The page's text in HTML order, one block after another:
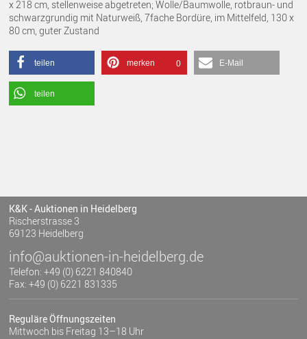
x 218 cm, stellenweise abgetreten; Wolle/Baumwolle, rotbraun- und
schwarzgrundig mit Naturweiß, 7fache Bordüre, im Mittelfeld, 130 x
80 cm, guter Zustand
teilen merken 0 E-Mail
teilen
K&K - Auktionen in Heidelberg
Rischerstrasse 3
69123 Heidelberg
info@auktionen-in-heidelberg.de
Telefon: +49 (0) 6221 840840
Fax: +49 (0) 6221 831335
Reguläre Öffnungszeiten
Mittwoch bis Freitag 13–18 Uhr